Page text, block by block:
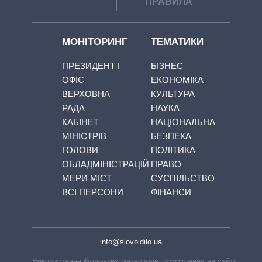
МОНІТОРИНГ
ПРЕЗИДЕНТ І
ОФІС
ВЕРХОВНА
РАДА
КАБІНЕТ
МІНІСТРІВ
ГОЛОВИ
ОБЛАДМІНІСТРАЦІЙ
МЕРИ МІСТ
ВСІ ПЕРСОНИ
ТЕМАТИКИ
БІЗНЕС
ЕКОНОМІКА
КУЛЬТУРА
НАУКА
НАЦІОНАЛЬНА
БЕЗПЕКА
ПОЛІТИКА
ПРАВО
СУСПІЛЬСТВО
ФІНАНСИ
info@slovoidilo.ua